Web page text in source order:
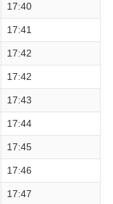
17:40
17:41
17:42
17:42
17:43
17:44
17:45
17:46
17:47